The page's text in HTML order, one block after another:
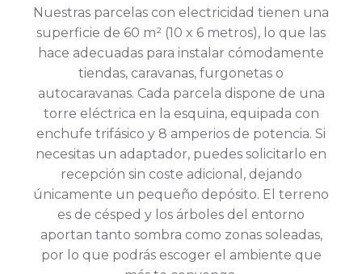
Nuestras parcelas con electricidad tienen una
superficie de 60 m² (10 x 6 metros), lo que las
hace adecuadas para instalar cómodamente
tiendas, caravanas, furgonetas o
autocaravanas. Cada parcela dispone de una
torre eléctrica en la esquina, equipada con
enchufe trifásico y 8 amperios de potencia. Si
necesitas un adaptador, puedes solicitarlo en
recepción sin coste adicional, dejando
únicamente un pequeño depósito. El terreno
es de césped y los árboles del entorno
aportan tanto sombra como zonas soleadas,
por lo que podrás escoger el ambiente que